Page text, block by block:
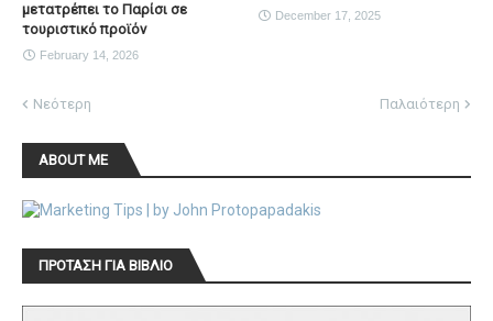
μετατρέπει το Παρίσι σε
τουριστικό προϊόν
February 14, 2026
December 17, 2025
Νεότερη Παλαιότερη
ABOUT ME
ΠΡΟΤΑΣΗ ΓΙΑ ΒΙΒΛΙΟ